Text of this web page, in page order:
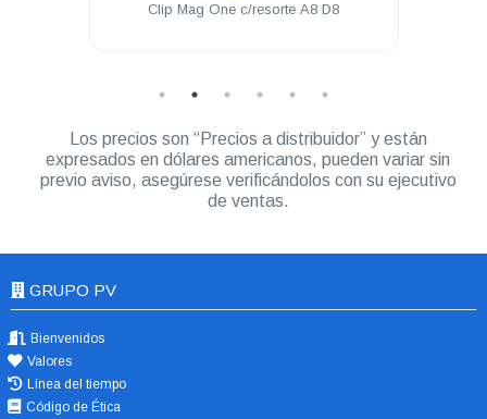
Clip Mag One c/resorte A8 D8
Los precios son “Precios a distribuidor” y están
expresados en dólares americanos, pueden variar sin
previo aviso, asegúrese verificándolos con su ejecutivo
de ventas.
GRUPO PV
Bienvenidos
Valores
Línea del tiempo
Código de Ética